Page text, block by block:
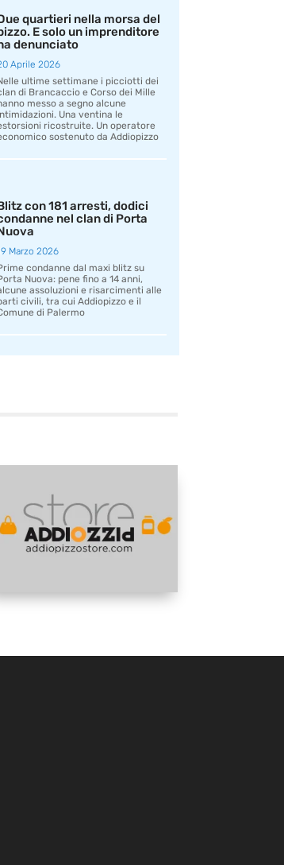
quartieri nella morsa del
E solo un imprenditore
denunciato
Aprile 2026
ultime settimane i picciotti dei
di Brancaccio e Corso dei Mille
messo a segno alcune
Una ventina le
ricostruite. Un operatore
sostenuto da Addiopizzo
con 181 arresti, dodici
nel clan di Porta
Marzo 2026
condanne dal maxi blitz su
Nuova: pene fino a 14 anni,
assoluzioni e risarcimenti alle
civili, tra cui Addiopizzo e il
di Palermo